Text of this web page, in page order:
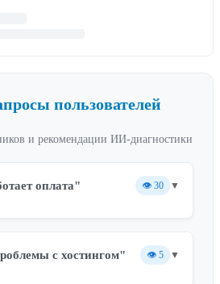
пользователей
и рекомендации ИИ-диагностики
оплата" 👁️ 30 ▼
с хостингом" 👁️ 5 ▼